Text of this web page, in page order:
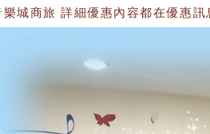
城商旅 詳細優惠內容都在優惠